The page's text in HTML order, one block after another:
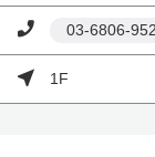
03-6806-
1F